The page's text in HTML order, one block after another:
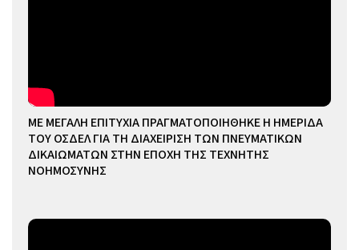
ΜΕ ΜΕΓΑΛΗ ΕΠΙΤΥΧΙΑ ΠΡΑΓΜΑΤΟΠΟΙΗΘΗΚΕ Η ΗΜΕΡΙΔΑ
ΤΟΥ ΟΣΔΕΛ ΓΙΑ ΤΗ ΔΙΑΧΕΙΡΙΣΗ ΤΩΝ ΠΝΕΥΜΑΤΙΚΩΝ
ΔΙΚΑΙΩΜΑΤΩΝ ΣΤΗΝ ΕΠΟΧΗ ΤΗΣ ΤΕΧΝΗΤΗΣ
ΝΟΗΜΟΣΥΝΗΣ